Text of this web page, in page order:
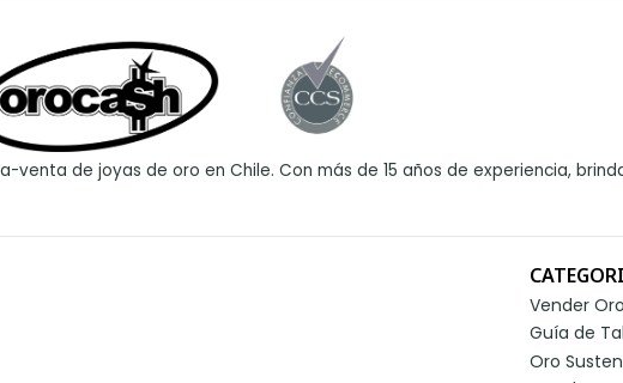
venta de joyas de oro en Chile. Con más de 15 años de experiencia,
Vender
Guía de
Oro